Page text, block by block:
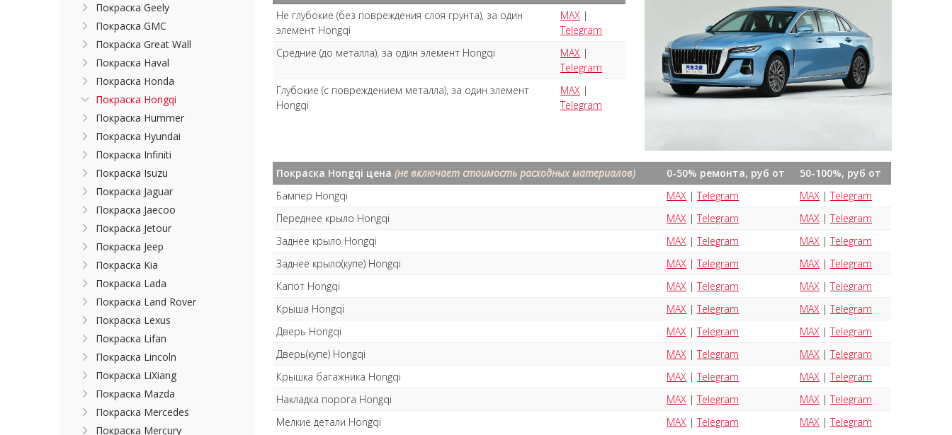
Не глубокие (без повреждения слоя грунта), за один
элемент Hongqi
MAX |
Telegram
Средние (до металла), за один элемент Hongqi
MAX |
Telegram
Глубокие (с повреждением металла), за один элемент
Hongqi
MAX |
Telegram
Покраска Hongqi цена(не включает стоимость расходных материалов) 0-50% ремонта, руб от
50-100%, руб от
Бампер Hongqi
MAX |Telegram MAX |Telegram
Переднее крыло Hongqi
MAX |Telegram MAX |Telegram
Заднее крыло Hongqi
MAX |Telegram MAX |Telegram
Заднее крыло(купе) Hongqi
MAX |Telegram MAX |Telegram
Капот Hongqi
MAX |Telegram MAX |Telegram
Крыша Hongqi
MAX |Telegram MAX |Telegram
Дверь Hongqi
MAX |Telegram MAX |Telegram
Дверь(купе) Hongqi
MAX |Telegram MAX |Telegram
Крышка багажника Hongqi
MAX |Telegram MAX |Telegram
Накладка порога Hongqi
MAX |Telegram MAX |Telegram
Мелкие детали Hongqi
MAX |Telegram MAX |Telegram
Покраска Geely
Покраска GMC
Покраска Great Wall
Покраска Haval
Покраска Honda
Покраска Hongqi
Покраска Hummer
Покраска Hyundai
Покраска Infiniti
Покраска Isuzu
Покраска Jaguar
Покраска Jaecoo
Покраска Jetour
Покраска Jeep
Покраска Kia
Покраска Lada
Покраска Land Rover
Покраска Lexus
Покраска Lifan
Покраска Lincoln
Покраска LiXiang
Покраска Mazda
Покраска Mercedes
Покраска Mercury